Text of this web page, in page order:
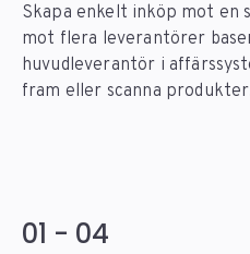
Skapa enkelt inköp mot
mot flera leverantörer
huvudleverantör i
fram eller scanna
01 - 04